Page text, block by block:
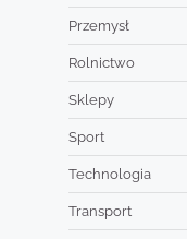
Przemysł
Rolnictwo
Sklepy
Sport
Technologia
Transport